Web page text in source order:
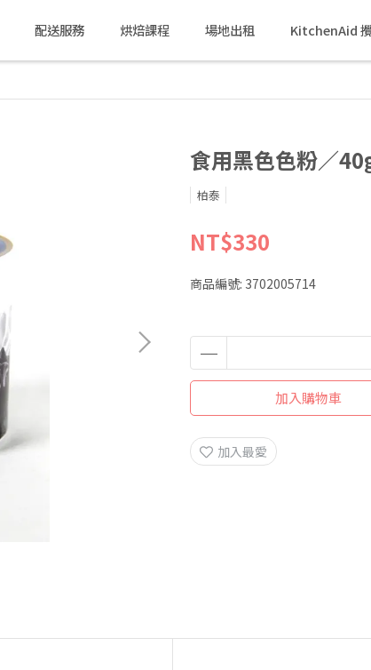
配送服務 烘焙課程 場地出租 KitchenAid
食用黑色色粉／
柏泰
NT$330
商品編號: 3702005714
加入購物車
加入最愛